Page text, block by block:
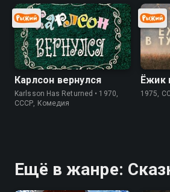
Карлсон вернулся
Karlsson Has Returned • 1970,
СССР, Комедия
Ёжик
1975,
Ещё в жанре: